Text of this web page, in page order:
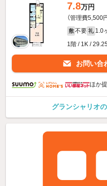
7.8万円
（管理費5,500円
敷 不要 礼 1.0
1階 / 1K /
お問い合
ほか
グランシャリオ